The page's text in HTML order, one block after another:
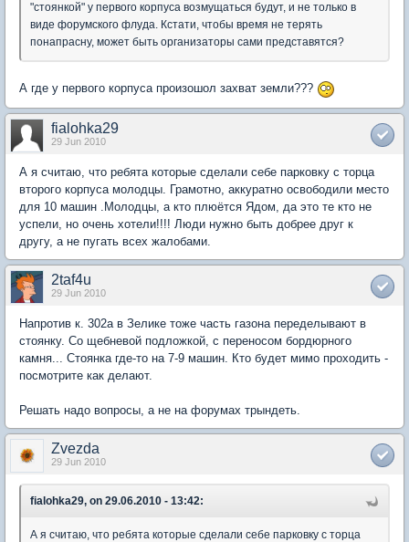
"стоянкой" у первого корпуса возмущаться будут, и не только в
виде форумского флуда. Кстати, чтобы время не терять
понапрасну, может быть организаторы сами представятся?
А где у первого корпуса произошол захват земли???
fialohka29
29 Jun 2010
А я считаю, что ребята которые сделали себе парковку с торца
второго корпуса молодцы. Грамотно, аккуратно освободили место
для 10 машин .Молодцы, а кто плюётся Ядом, да это те кто не
успели, но очень хотели!!!! Люди нужно быть добрее друг к
другу, а не пугать всех жалобами.
2taf4u
29 Jun 2010
Напротив к. 302а в Зелике тоже часть газона переделывают в
стоянку. Со щебневой подложкой, с переносом бордюрного
камня... Стоянка где-то на 7-9 машин. Кто будет мимо проходить -
посмотрите как делают.
Решать надо вопросы, а не на форумах трындеть.
Zvezda
29 Jun 2010
fialohka29, on 29.06.2010 - 13:42:
А я считаю, что ребята которые сделали себе парковку с торца